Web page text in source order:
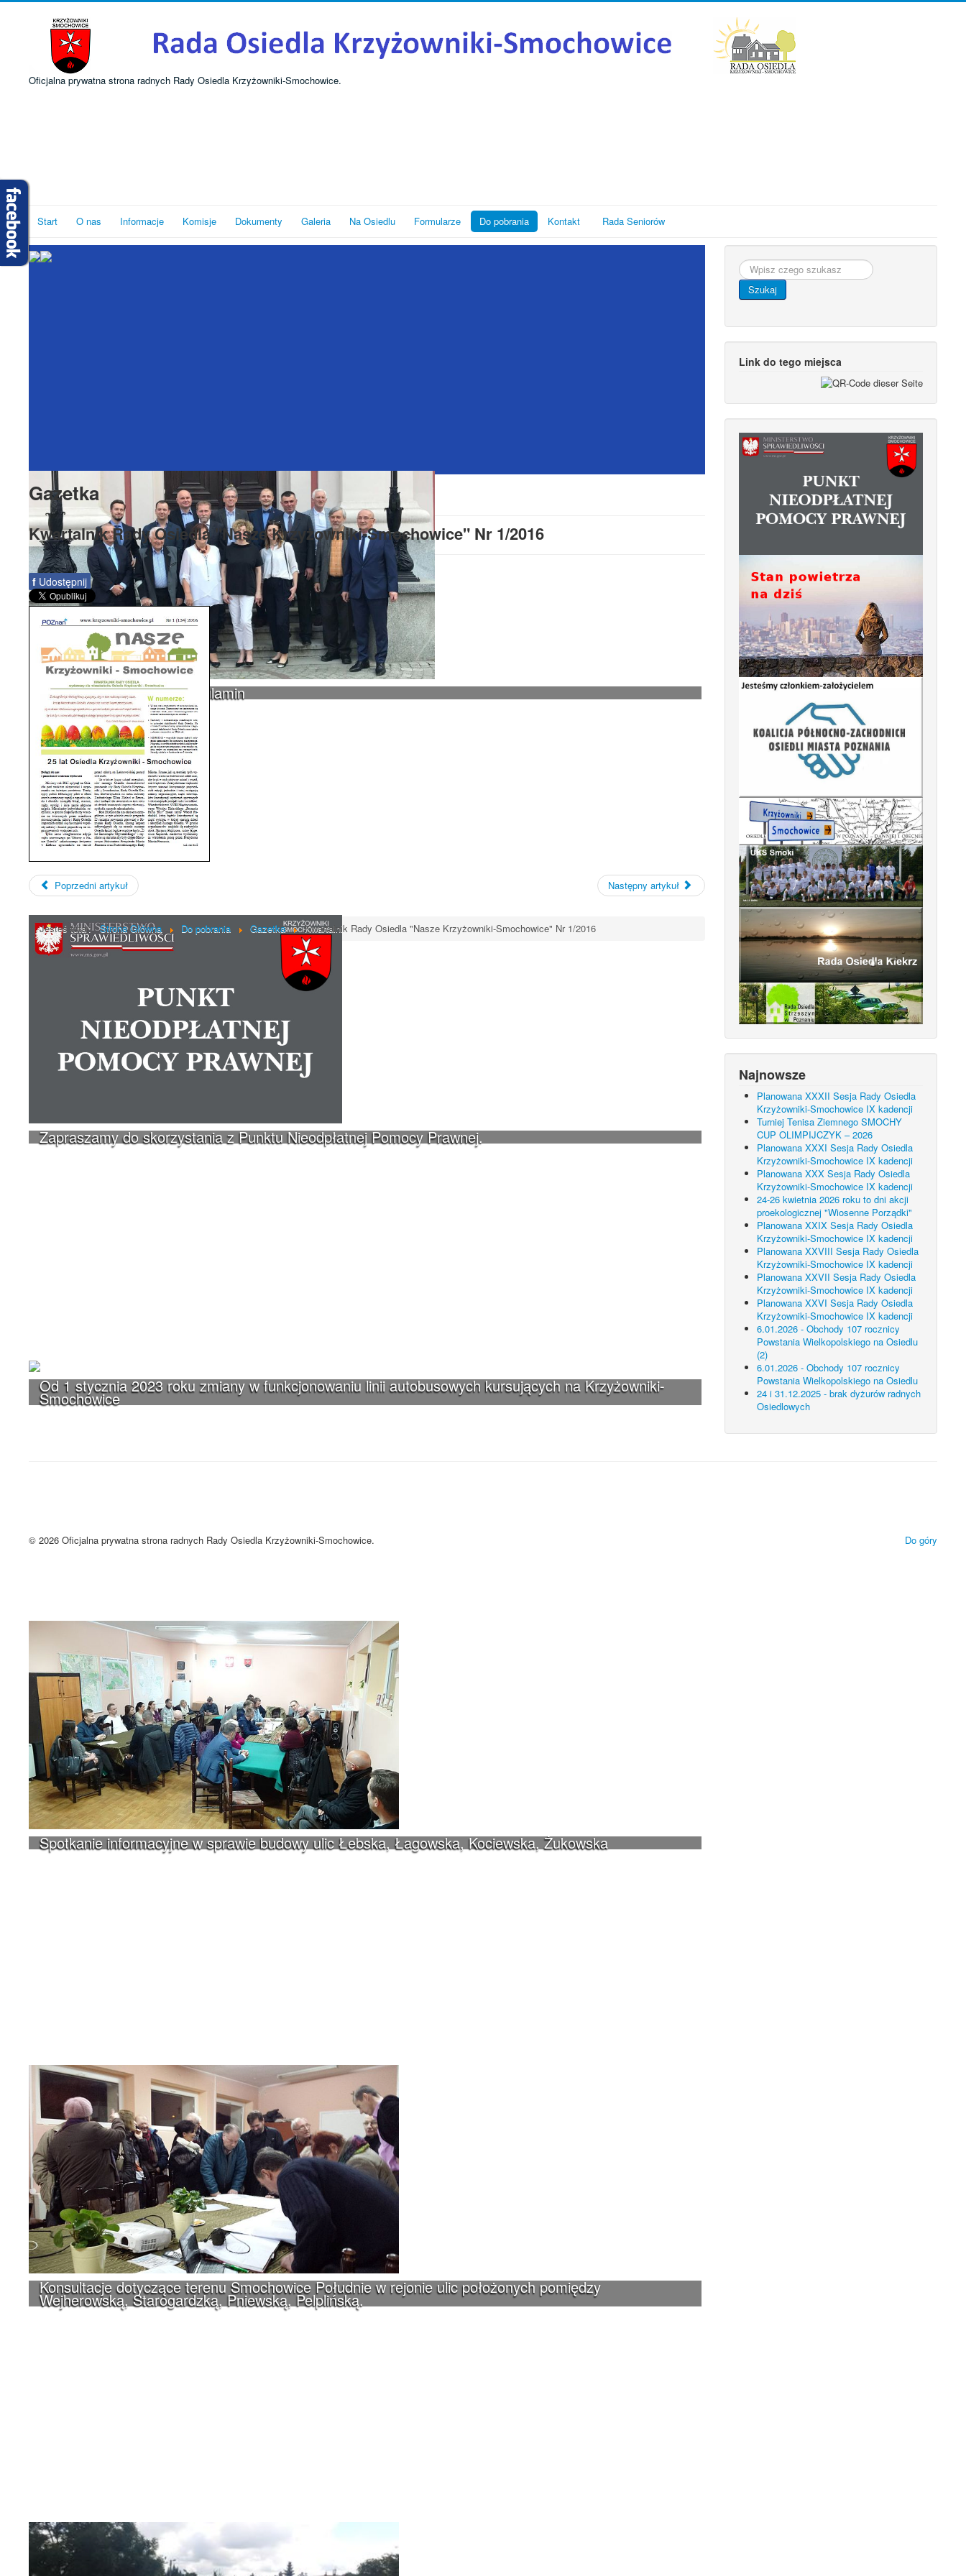
Oficjalna prywatna strona radnych Rady Osiedla Krzyżowniki-Smochowice.
Start O nas Informacje Komisje Dokumenty Galeria Na Osiedlu Formularze Do pobrania Kontakt Rada Seniorów
Rada Osiedla - skład, regulamin
Zapraszamy do skorzystania z Punktu Nieodpłatnej Pomocy Prawnej.
Od 1 stycznia 2023 roku zmiany w funkcjonowaniu linii autobusowych kursujących na Krzyżowniki-
Smochowice
Spotkanie informacyjne w sprawie budowy ulic Łebska, Łagowska, Kociewska, Żukowska
Konsultacje dotyczące terenu Smochowice Południe w rejonie ulic położonych pomiędzy
Wejherowską, Starogardzką, Pniewską, Pelplińską.
Gazetka
Kwartalnik Rady Osiedla "Nasze Krzyżowniki-Smochowice" Nr 1/2016
f Udostępnij
Poprzedni artykuł Następny artykuł
Jesteś tutaj: Strona Główna Do pobrania Gazetka Kwartalnik Rady Osiedla "Nasze Krzyżowniki-Smochowice" Nr 1/2016
Szukaj...
Szukaj
Link do tego miejsca
Najnowsze
Planowana XXXII Sesja Rady Osiedla
Krzyżowniki-Smochowice IX kadencji
Turniej Tenisa Ziemnego SMOCHY
CUP OLIMPIJCZYK – 2026
Planowana XXXI Sesja Rady Osiedla
Krzyżowniki-Smochowice IX kadencji
Planowana XXX Sesja Rady Osiedla
Krzyżowniki-Smochowice IX kadencji
24-26 kwietnia 2026 roku to dni akcji
proekologicznej "Wiosenne Porządki"
Planowana XXIX Sesja Rady Osiedla
Krzyżowniki-Smochowice IX kadencji
Planowana XXVIII Sesja Rady Osiedla
Krzyżowniki-Smochowice IX kadencji
Planowana XXVII Sesja Rady Osiedla
Krzyżowniki-Smochowice IX kadencji
Planowana XXVI Sesja Rady Osiedla
Krzyżowniki-Smochowice IX kadencji
6.01.2026 - Obchody 107 rocznicy
Powstania Wielkopolskiego na Osiedlu
(2)
6.01.2026 - Obchody 107 rocznicy
Powstania Wielkopolskiego na Osiedlu
24 i 31.12.2025 - brak dyżurów radnych
Osiedlowych
Do góry
© 2026 Oficjalna prywatna strona radnych Rady Osiedla Krzyżowniki-Smochowice.